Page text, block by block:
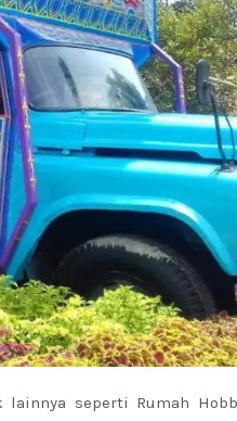
lainnya seperti Rumah